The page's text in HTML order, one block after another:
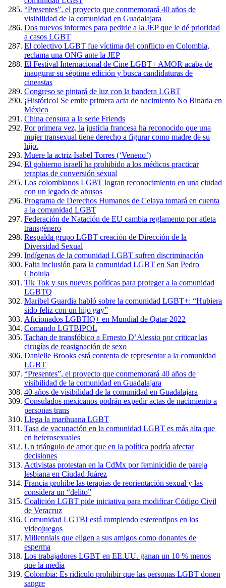
“Presentes”, el proyecto que conmemorará 40 años de
visibilidad de la comunidad en Guadalajara
Dos nuevos informes para pedirle a la JEP que le dé prioridad
a casos LGBT
El colectivo LGBT fue víctima del conflicto en Colombia,
reclama una ONG ante la JEP
El Festival Internacional de Cine LGBT+ AMOR acaba de
inaugurar su séptima edición y busca candidaturas de
cineastas
Congreso se pintará de luz con la bandera LGBT
¡Histórico! Se emite primera acta de nacimiento No Binaria en
México
China censura a la serie Friends
Por primera vez, la justicia francesa ha reconocido que una
mujer transexual tiene derecho a figurar como madre de su
hijo.
Muere la actriz Isabel Torres (‘Veneno’)
El gobierno israelí ha prohibido a los médicos practicar
terapias de conversión sexual
Los colombianos LGBT logran reconocimiento en una ciudad
con un legado de abusos
Programa de Derechos Humanos de Celaya tomará en cuenta
a la comunidad LGBT
Federación de Natación de EU cambia reglamento por atleta
transgénero
Respalda grupo LGBT creación de Dirección de la
Diversidad Sexual
Indígenas de la comunidad LGBT sufren discriminación
Falta inclusión para la comunidad LGBT en San Pedro
Cholula
Tik Tok y sus nuevas políticas para proteger a la comunidad
LGBTQ
Maribel Guardia habló sobre la comunidad LGBT+: “Hubiera
sido feliz con un hijo gay”
Aficionados LGBTIQ+ en Mundial de Qatar 2022
Comando LGTBIPOL
Tachan de transfóbico a Ernesto D’Alessio por criticar las
cirugías de reasignación de sexo
Danielle Brooks está contenta de representar a la comunidad
LGBT
“Presentes”, el proyecto que conmemorará 40 años de
visibilidad de la comunidad en Guadalajara
40 años de visibilidad de la comunidad en Guadalajara
Consulados mexicanos podrán expedir actas de nacimiento a
personas trans
Llega la marihuana LGBT
Tasa de vacunación en la comunidad LGBT es más alta que
en heterosexuales
Un triángulo de amor que en la política podría afectar
decisiones
Activistas protestan en la CdMx por feminicidio de pareja
lesbiana en Ciudad Juárez
Francia prohíbe las terapias de reorientación sexual y las
considera un “delito”
Coalición LGBT pide iniciativa para modificar Código Civil
de Veracruz
Comunidad LGTBI está rompiendo estereotipos en los
videojuegos
Millennials que eligen a sus amigos como donantes de
esperma
Los trabajadores LGBT en EE.UU. ganan un 10 % menos
que la media
Colombia: Es ridículo prohibir que las personas LGBT donen
sangre